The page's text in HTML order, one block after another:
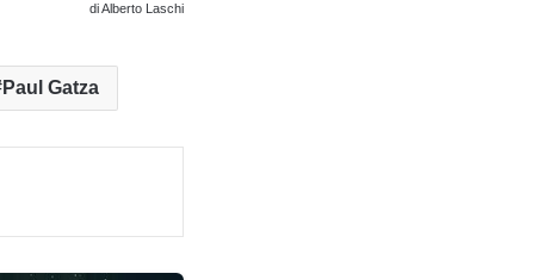
di Alberto Laschi
Paul Gatza